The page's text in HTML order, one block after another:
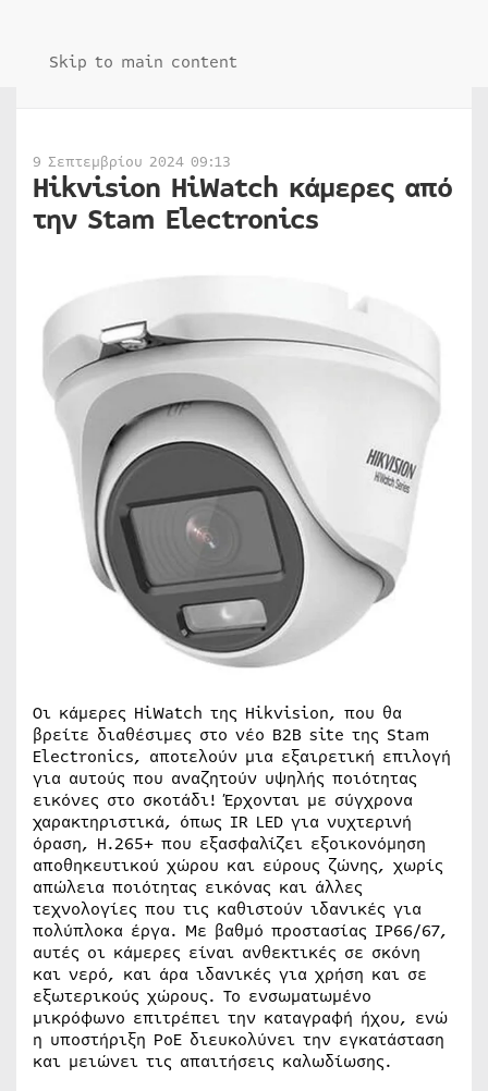
Skip to main content
9 Σεπτεμβρίου 2024 09:13
Hikvision HiWatch κάμερες από
την Stam Electronics
Οι κάμερες HiWatch της Hikvision, που θα
βρείτε διαθέσιμες στο νέο B2B site της Stam
Electronics, αποτελούν μια εξαιρετική επιλογή
για αυτούς που αναζητούν υψηλής ποιότητας
εικόνες στο σκοτάδι! Έρχονται με σύγχρονα
χαρακτηριστικά, όπως IR LED για νυχτερινή
όραση, H.265+ που εξασφαλίζει εξοικονόμηση
αποθηκευτικού χώρου και εύρους ζώνης, χωρίς
απώλεια ποιότητας εικόνας και άλλες
τεχνολογίες που τις καθιστούν ιδανικές για
πολύπλοκα έργα. Με βαθμό προστασίας IP66/67,
αυτές οι κάμερες είναι ανθεκτικές σε σκόνη
και νερό, και άρα ιδανικές για χρήση και σε
εξωτερικούς χώρους. Το ενσωματωμένο
μικρόφωνο επιτρέπει την καταγραφή ήχου, ενώ
η υποστήριξη PoE διευκολύνει την εγκατάσταση
και μειώνει τις απαιτήσεις καλωδίωσης.